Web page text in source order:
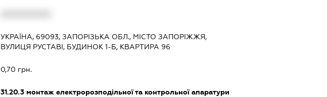
УКРАЇНА, 69093, ЗАПОРІЗЬКА ОБЛ., МІСТО ЗАПОРІЖЖЯ,
ВУЛИЦЯ РУСТАВІ, БУДИНОК 1-Б, КВАРТИРА 96
0,70 грн.
31.20.3монтаж електророзподільної та контрольної апаратури